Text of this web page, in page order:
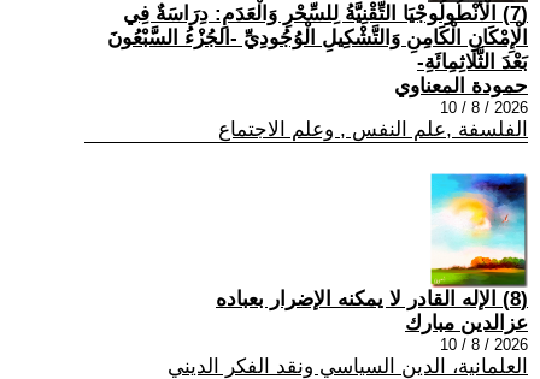
(7) الْأَنْطُولُوجْيَا التِّقْنِيَّةُ لِلسِّحْرِ وَالْعَدَمِ: دِرَاسَةٌ فِي
الْإِمْكَانِ الْكَامِنِ وَالتَّشْكِيلِ الْوُجُودِيِّ -الجُزْءُ السَّبْعُونَ
بَعْدَ الثَّلَاثِمِائَةِ-
حمودة المعناوي
2026 / 8 / 10
الفلسفة ,علم النفس , وعلم الاجتماع
(8) الإله القادر لا يمكنه الإضرار بعباده
عزالدين مبارك
2026 / 8 / 10
العلمانية، الدين السياسي ونقد الفكر الديني